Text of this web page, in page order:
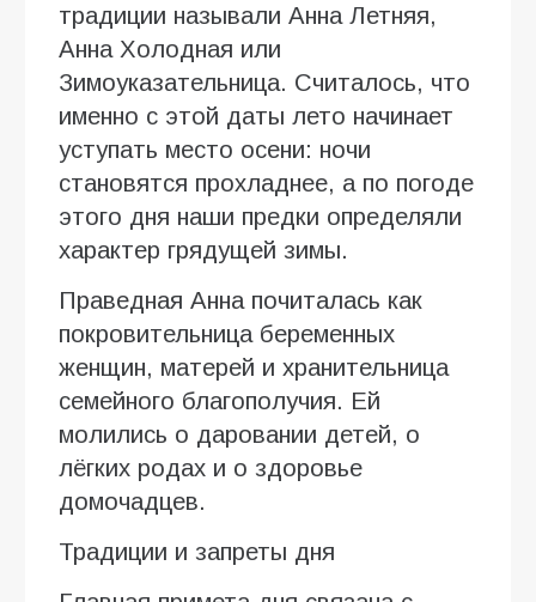
традиции называли Анна Летняя,
Анна Холодная или
Зимоуказательница. Считалось, что
именно с этой даты лето начинает
уступать место осени: ночи
становятся прохладнее, а по погоде
этого дня наши предки определяли
характер грядущей зимы.
Праведная Анна почиталась как
покровительница беременных
женщин, матерей и хранительница
семейного благополучия. Ей
молились о даровании детей, о
лёгких родах и о здоровье
домочадцев.
Традиции и запреты дня